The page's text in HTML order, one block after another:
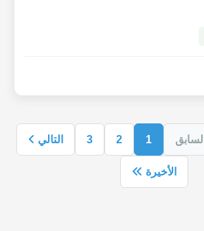
السابق 1
2
3 التالي
الأخيرة